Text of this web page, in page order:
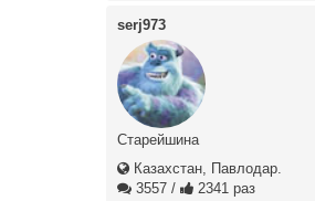
serj973
Старейшина
Казахстан, Павлодар.
3557 / 2341 раз